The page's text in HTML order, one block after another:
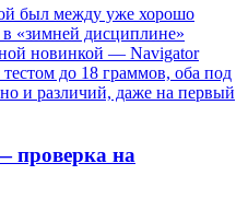
был между уже хорошо
«зимней дисциплине»
новинкой — Navigator
до 18 граммов, оба под
и различий, даже на первый
проверка на